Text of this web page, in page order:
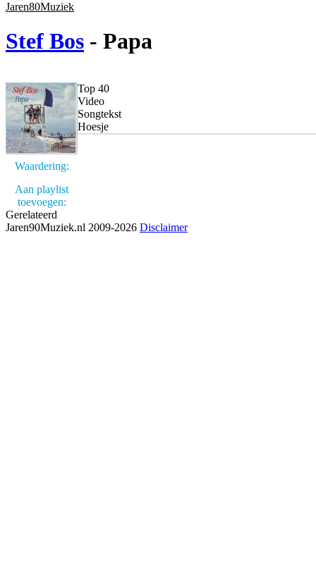
Jaren80Muziek
Stef Bos - Papa
Waardering:
Aan playlist
toevoegen:
Top 40
Video
Songtekst
Hoesje
Gerelateerd
Jaren90Muziek.nl 2009-2026 Disclaimer